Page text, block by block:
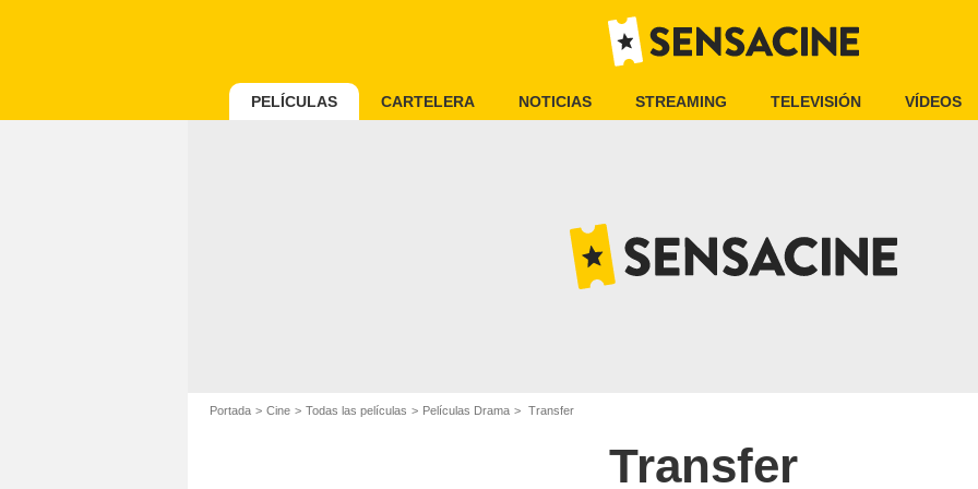
PELÍCULAS CARTELERA NOTICIAS STREAMING TELEVISIÓN VÍDEOS
Portada Cine Todas las películas Películas Drama Transfer
Transfer